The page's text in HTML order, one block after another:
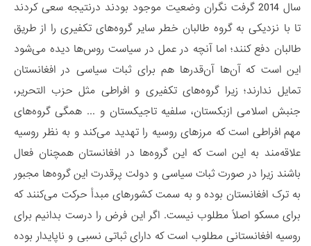
سال 2014 گرفت نگران وضعیت موجود بودند درنتیجه سعی کردند
تا با نزدیکی به گروه طالبان خطر سایر گروه‌های تکفیری را از طریق
طالبان دفع کنند؛ اما آنچه در عمل در سیاست روس‌ها دیده می‌شود
این است که آن‌ها آن‌قدرها هم برای ثبات سیاسی در افغانستان
تمایل ندارند؛ زیرا گروه‌های تکفیری و افراطی مثل حزب التحریر،
جنبش اسلامی ازبکستان، سلفیه تاجیکستان و ... همگی گروه‌های
مهم افراطی است که مرزهای روسیه را تهدید می‌کند و به نظر روسیه
علاقه‌مند به این است که این گروه‌ها در افغانستان همچنان فعال
باشند زیرا در صورت ثبات سیاسی و دولت پرقدرت این گروه‌ها مجبور
به ترک افغانستان بوده و به سمت کشورهای مبدأ حرکت می‌کنند که
برای مسکو اصلاً مطلوب نیست. اگر این فرض را درست بدانیم برای
روسیه افغانستانی مطلوب است که دارای ثباتی نسبی و ناپایدار بوده